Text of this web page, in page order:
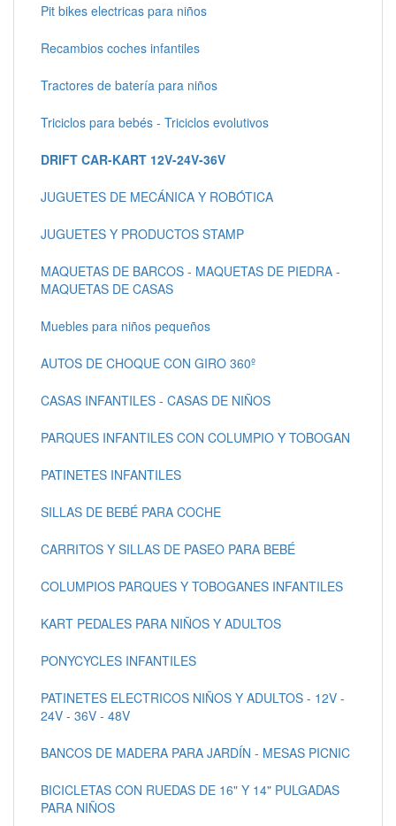
Pit bikes electricas para niños
Recambios coches infantiles
Tractores de batería para niños
Triciclos para bebés - Triciclos evolutivos
DRIFT CAR-KART 12V-24V-36V
JUGUETES DE MECÁNICA Y ROBÓTICA
JUGUETES Y PRODUCTOS STAMP
MAQUETAS DE BARCOS - MAQUETAS DE PIEDRA -
MAQUETAS DE CASAS
Muebles para niños pequeños
AUTOS DE CHOQUE CON GIRO 360º
CASAS INFANTILES - CASAS DE NIÑOS
PARQUES INFANTILES CON COLUMPIO Y TOBOGAN
PATINETES INFANTILES
SILLAS DE BEBÉ PARA COCHE
CARRITOS Y SILLAS DE PASEO PARA BEBÉ
COLUMPIOS PARQUES Y TOBOGANES INFANTILES
KART PEDALES PARA NIÑOS Y ADULTOS
PONYCYCLES INFANTILES
PATINETES ELECTRICOS NIÑOS Y ADULTOS - 12V -
24V - 36V - 48V
BANCOS DE MADERA PARA JARDÍN - MESAS PICNIC
BICICLETAS CON RUEDAS DE 16" Y 14" PULGADAS
PARA NIÑOS